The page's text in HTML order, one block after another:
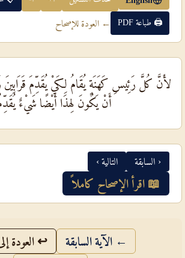
🖨 طباعة PDF ← العودة للإصحاح
لأَنَّ كُلَّ رَئِيسِ كَهَنَةٍ يُقَامُ لِكَيْ يُقَدِّمَ قَرَابِينَ
أَنْ يَكُونَ لِهذَا أَيْضًا شَيْءٌ
‹ السابقة التالية ›
📖 اقرأ الإصحاح كاملاً
← الآية السابقة ↩ العودة